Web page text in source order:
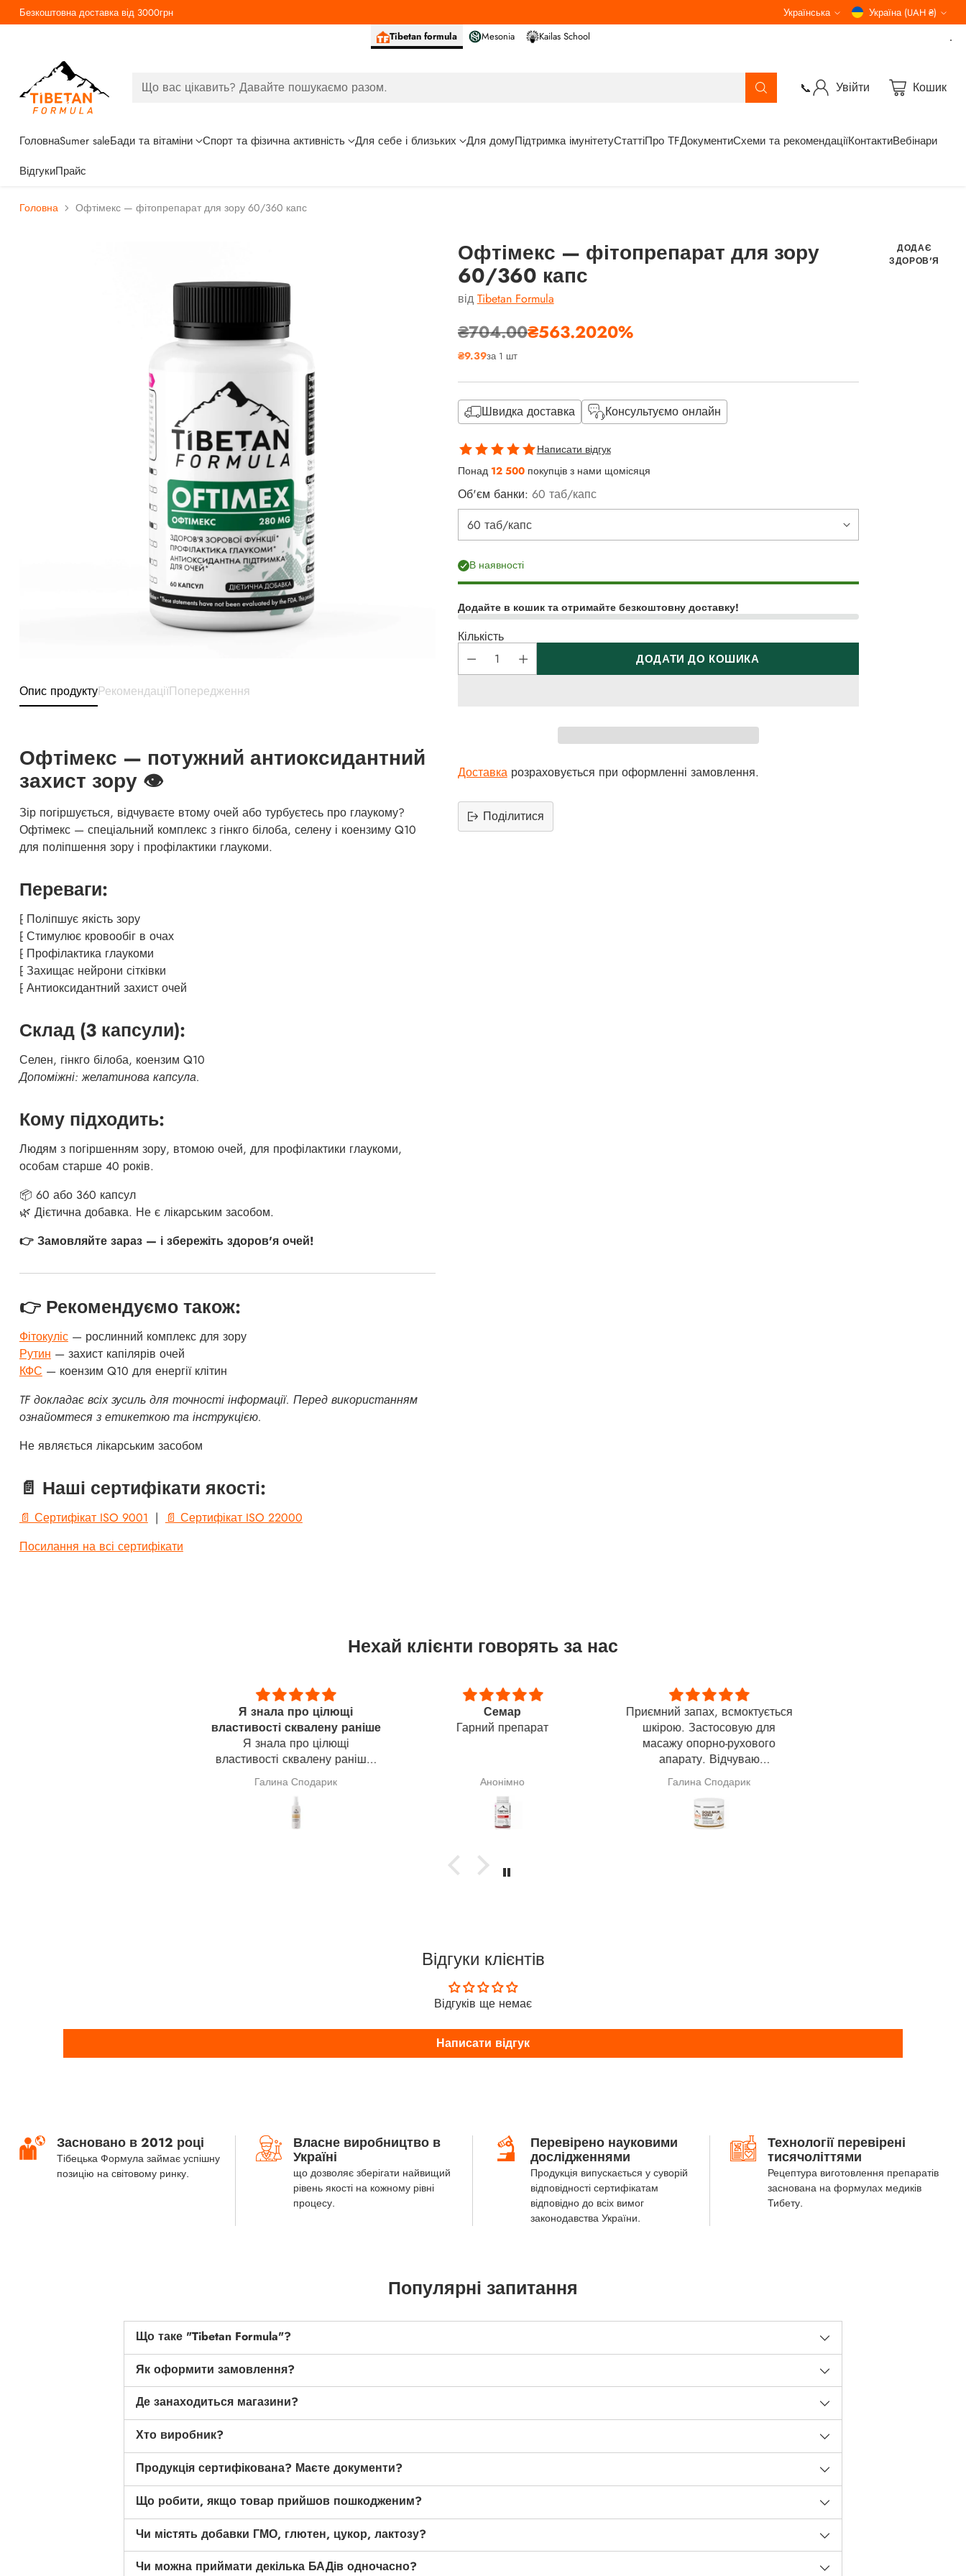
Tibetan formula Mesonia Kailas School
Що вас цікавить? Давайте пошукаємо разом. 📞 Увійти Кошик
ГоловнаSumer saleБади та вітаміни Спорт та фізична активність Для себе і близьких Для домуПідтримка імунітетуСтаттіПро ТFДокументиСхеми та рекомендаціїКонтактиВебінари
ВідгукиПрайс
Безкоштовна доставка від 3000грн Мова
Українська Валюта Україна (UAH ₴)
Головна Офтімекс — фітопрепарат для зору 60/360 капс
Опис продуктуРекомендаціїПопередження
Офтімекс — потужний антиоксидантний
захист зору 👁️
Зір погіршується, відчуваєте втому очей або турбуєтесь про глаукому?
Офтімекс — спеціальний комплекс з гінкго білоба, селену і коензиму Q10
для поліпшення зору і профілактики глаукоми.
Переваги:
⁅ Поліпшує якість зору
⁅ Стимулює кровообіг в очах
⁅ Профілактика глаукоми
⁅ Захищає нейрони сітківки
⁅ Антиоксидантний захист очей
Склад (3 капсули):
Селен, гінкго білоба, коензим Q10
Допоміжні: желатинова капсула.
Кому підходить:
Людям з погіршенням зору, втомою очей, для профілактики глаукоми,
особам старше 40 років.
📦 60 або 360 капсул
🌿 Дієтична добавка. Не є лікарським засобом.
👉 Замовляйте зараз — і збережіть здоров'я очей!
👉 Рекомендуємо також:
Фітокуліс— рослинний комплекс для зору
Рутин — захист капілярів очей
КФС — коензим Q10 для енергії клітин
TF докладає всіх зусиль для точності інформації. Перед використанням
ознайомтеся з етикеткою та інструкцією.
Не являється лікарським засобом
📄 Наші сертифікати якості:
📄 Сертифікат ISO 9001 |
📄 Сертифікат ISO 22000
Посилання на всі сертифікати
Офтімекс — фітопрепарат для зору
60/360 капс
від Tibetan Formula
Звичайна
ціна
₴704.00₴563.2020%
₴9.39за 1 шт
Швидка доставка Консультуємо онлайн
Написати відгук
Понад 12 500 покупців з нами щомісяця
Об'єм банки: 60 таб/капс
В наявності
Додайте в кошик та отримайте безкоштовну доставку!
Кількість
ДОДАТИ ДО КОШИКА
Доставкарозраховується при оформленні замовлення.
Поділитися
ДОДАЄ
ЗДОРОВ'Я
Нехай клієнти говорять за нас
Я знала про цілющі
властивості сквалену раніше
Я знала про цілющі
властивості сквалену раніше,
тому його і замовила. Надіюся,
що допоможе мені в лікуванні
щитовидної залози(узли). На
разі про результат говорити
Галина Сподарик
Семар
Гарний препарат
Анонімно
Приємний запах, всмоктується
шкірою. Застосовую для
масажу опорно-рухового
апарату. Відчуваю
покращення. Дякую за Вашу
роботу.
Галина Сподарик
Відгуки клієнтів
Відгуків ще немає
Написати відгук
Засновано в 2012 році
Тібецька Формула займає успішну
позицію на світовому ринку.
Власне виробництво в
Україні
що дозволяє зберігати найвищий
рівень якості на кожному рівні
процесу.
Перевірено науковими
дослідженнями
Продукція випускається у суворій
відповідності сертифікатам
відповідно до всіх вимог
законодавства України.
Технології перевірені
тисячоліттями
Рецептура виготовлення препаратів
заснована на формулах медиків
Тибету.
Популярні запитання
Що таке "Tibetan Formula"?
Як оформити замовлення?
Де занаходиться магазини?
Хто виробник?
Продукція сертифікована? Маєте документи?
Що робити, якщо товар прийшов пошкодженим?
Чи містять добавки ГМО, глютен, цукор, лактозу?
Чи можна приймати декілька БАДів одночасно?